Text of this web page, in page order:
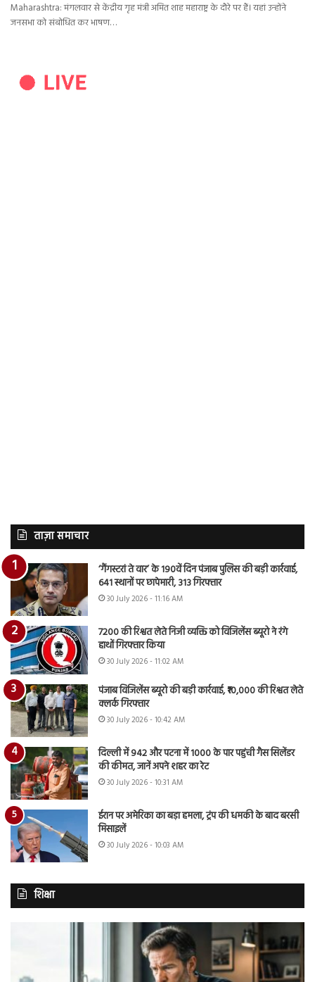
Maharashtra: मंगलवार से केंद्रीय गृह मंत्री अमित शाह महाराष्ट्र के दौरे पर हैं। यहां उन्होंने
जनसभा को संबोधित कर भाषण…
ताज़ा समाचार
‘गैंगस्टरां ते वार’ के 190वें दिन पंजाब पुलिस की बड़ी कार्रवाई,
641 स्थानों पर छापेमारी, 313 गिरफ्तार
30 July 2026 - 11:16 AM
7200 की रिश्वत लेते निजी व्यक्ति को विजिलेंस ब्यूरो ने रंगे
हाथों गिरफ्तार किया
30 July 2026 - 11:02 AM
पंजाब विजिलेंस ब्यूरो की बड़ी कार्रवाई, ₹10,000 की रिश्वत लेते
क्लर्क गिरफ्तार
30 July 2026 - 10:42 AM
दिल्ली में 942 और पटना में 1000 के पार पहुंची गैस सिलेंडर
की कीमत, जानें अपने शहर का रेट
30 July 2026 - 10:31 AM
ईरान पर अमेरिका का बड़ा हमला, ट्रंप की धमकी के बाद बरसी
मिसाइलें
30 July 2026 - 10:03 AM
शिक्षा